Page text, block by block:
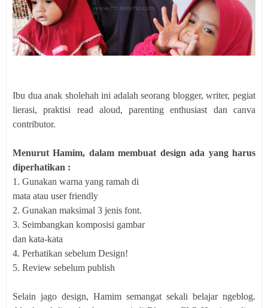
Ibu dua anak sholehah ini adalah seorang blogger, writer, pegiat
lierasi, praktisi read aloud, parenting enthusiast dan canva
contributor.
Menurut Hamim, dalam membuat design ada yang harus
diperhatikan :
1. Gunakan warna yang ramah di
mata atau user friendly
2. Gunakan maksimal 3 jenis font.
3. Seimbangkan komposisi gambar
dan kata-kata
4. Perhatikan sebelum Design!
5. Review sebelum publish
Selain jago design, Hamim semangat sekali belajar ngeblog.